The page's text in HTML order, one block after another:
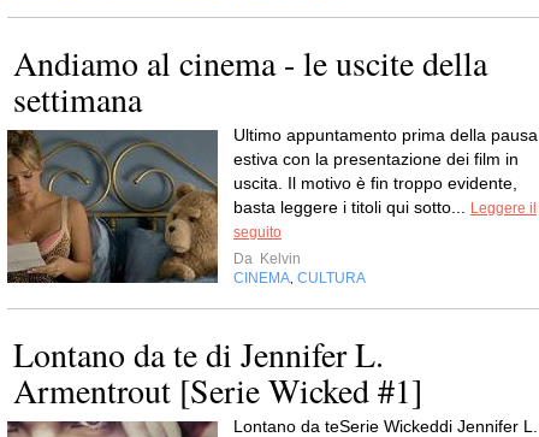
Andiamo al cinema - le uscite della
settimana
Ultimo appuntamento prima della pausa
estiva con la presentazione dei film in
uscita. Il motivo è fin troppo evidente,
basta leggere i titoli qui sotto...
Leggere il
seguito
Da Kelvin
CINEMA CULTURA
Lontano da te di Jennifer L.
Armentrout [Serie Wicked #1]
Lontano da teSerie Wickeddi Jennifer L.